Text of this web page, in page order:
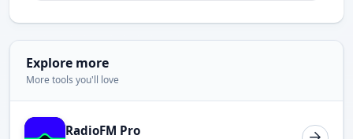
Explore more
More tools you'll love
RadioFM Pro